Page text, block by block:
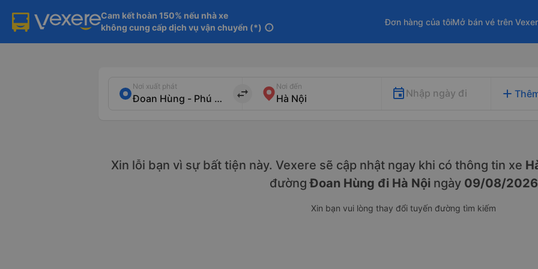
Cam kết hoàn 150% nếu nhà xe
không cung cấp dịch vụ vận chuyển (*) info
Đơn hàng của tôiMở bán vé trên
Nơi xuất phát
import_export
Nơi đến
Nhập ngày đi add
Xin lỗi bạn vì sự bất tiện này. Vexere sẽ cập nhật ngay khi có thông tin xe
đườngĐoan Hùng đi Hà Nội ngày 09/08/2026
Xin bạn vui lòng thay đổi tuyến đường tìm kiếm